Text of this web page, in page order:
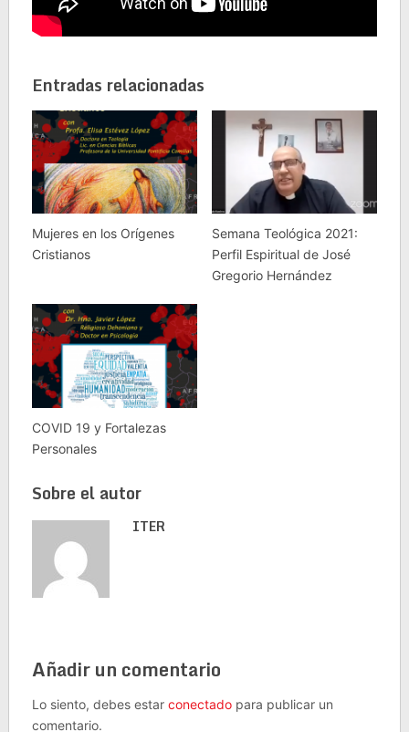
Entradas relacionadas
Mujeres en los Orígenes
Cristianos
Semana Teológica 2021:
Perfil Espiritual de José
Gregorio Hernández
COVID 19 y Fortalezas
Personales
Sobre el autor
ITER
Añadir un comentario
Lo siento, debes estar conectadopara publicar un
comentario.